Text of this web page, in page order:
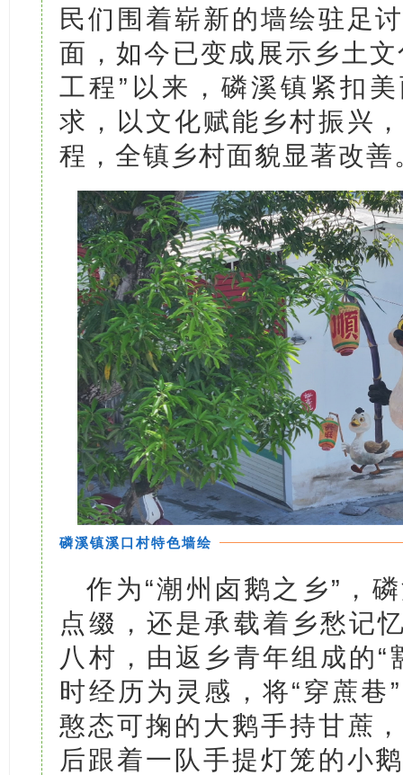
民们围着崭新的墙绘驻足
面，如今已变成展示乡土
工程”以来，磷溪镇紧扣
求，以文化赋能乡村振兴
程，全镇乡村面貌显著改善
磷溪镇溪口村特色墙绘
作为“潮州卤鹅之乡”，
点缀，还是承载着乡愁记
八村，由返乡青年组成的
时经历为灵感，将“穿蔗巷
憨态可掬的大鹅手持甘蔗
后跟着一队手提灯笼的小